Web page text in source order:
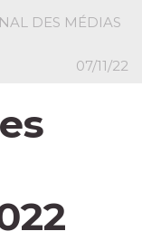
DES MÉDIAS
07/11/22